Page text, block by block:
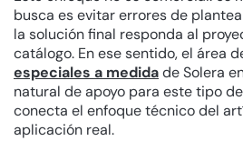
busca es evitar errores de
la solución final responda al
catálogo. En ese sentido, el área
especiales a medidade Solera
natural de apoyo para este tipo
conecta el enfoque técnico del
aplicación real.